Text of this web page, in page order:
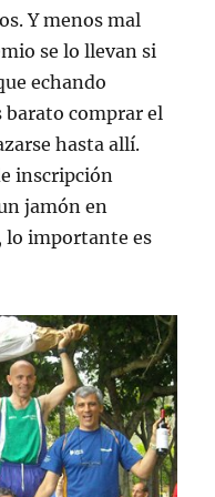
Y menos mal
se lo llevan si
echando
barato comprar el
hasta allí.
inscripción
jamón en
lo importante es